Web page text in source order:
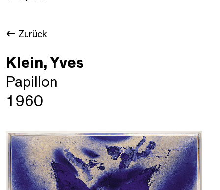
Zurück
Klein, Yves
Papillon
1960